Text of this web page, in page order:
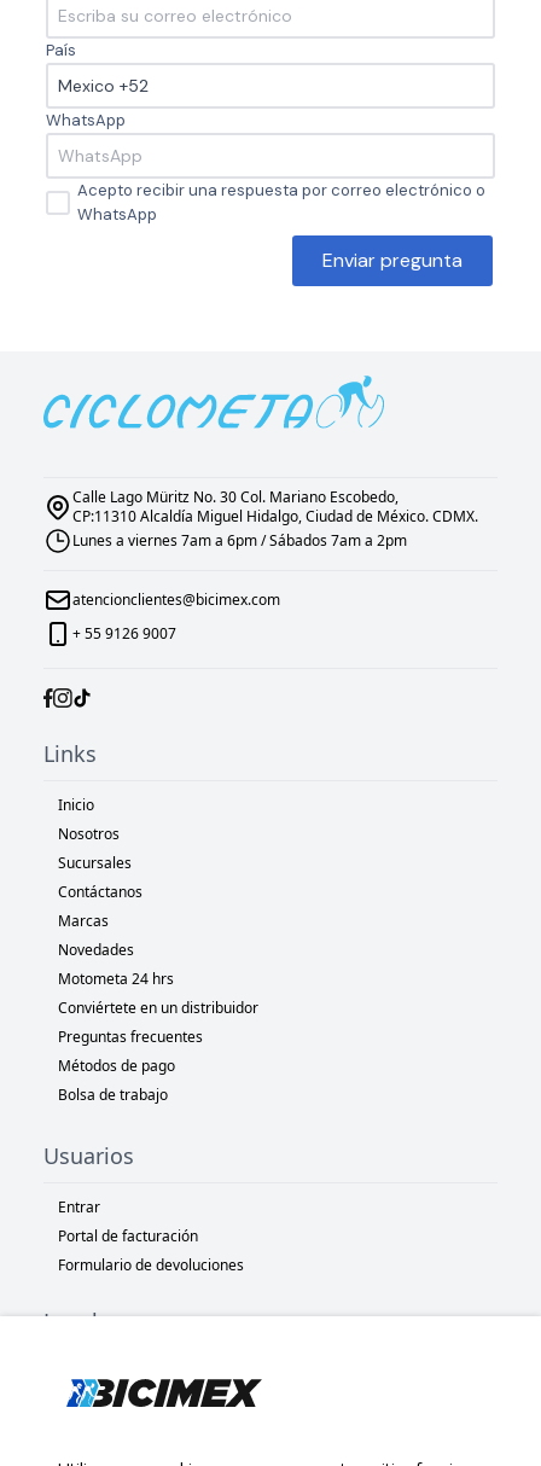
País
WhatsApp
Acepto recibir una respuesta por correo electrónico o
WhatsApp
Enviar pregunta
Calle Lago Müritz No. 30 Col. Mariano Escobedo,
CP:11310 Alcaldía Miguel Hidalgo, Ciudad de México. CDMX.
Lunes a viernes 7am a 6pm / Sábados 7am a 2pm
atencionclientes@bicimex.com
+ 55 9126 9007
Links
Inicio
Nosotros
Sucursales
Contáctanos
Marcas
Novedades
Motometa 24 hrs
Conviértete en un distribuidor
Preguntas frecuentes
Métodos de pago
Bolsa de trabajo
Usuarios
Entrar
Portal de facturación
Formulario de devoluciones
Legal
Políticas de privacidad
Políticas de devolución